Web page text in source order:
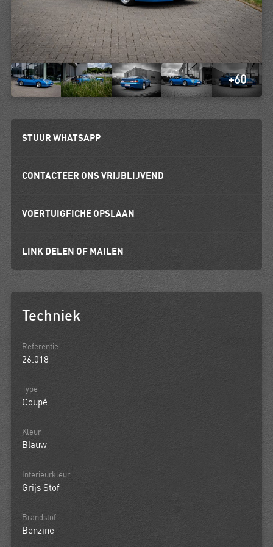
+60
STUUR WHATSAPP
CONTACTEER ONS VRIJBLIJVEND
VOERTUIGFICHE OPSLAAN
LINK DELEN OF MAILEN
Techniek
Referentie
26.018
Type
Coupé
Kleur
Blauw
Interieurkleur
Grijs Stof
Brandstof
Benzine